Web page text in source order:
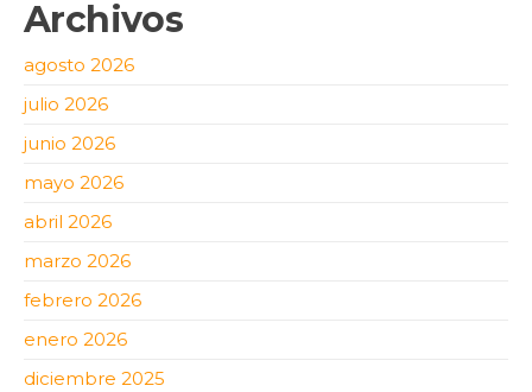
Archivos
agosto 2026
julio 2026
junio 2026
mayo 2026
abril 2026
marzo 2026
febrero 2026
enero 2026
diciembre 2025